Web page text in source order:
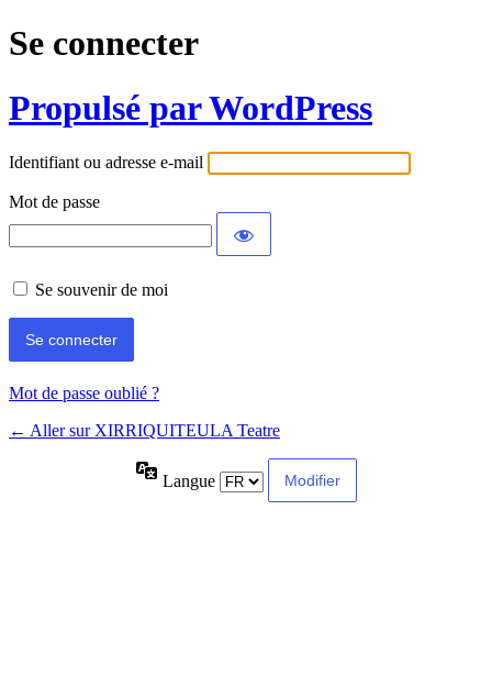
Se connecter
Propulsé par WordPress
Identifiant ou adresse e-mail
Mot de passe
Se souvenir de moi
Mot de passe oublié ?
← Aller sur XIRRIQUITEULA Teatre
Langue